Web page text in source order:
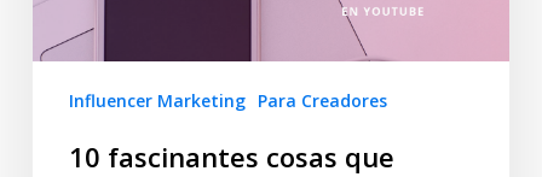
Influencer Marketing Para Creadores
10 fascinantes cosas que